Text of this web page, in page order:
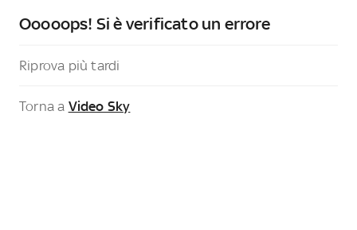
Ooooops! Si è verificato un errore
Riprova più tardi
Torna a Video Sky